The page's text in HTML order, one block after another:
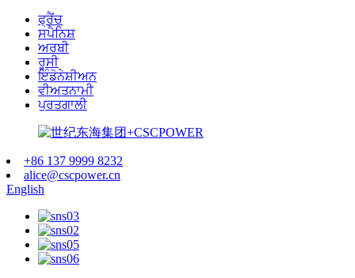
ਫ੍ਰੈਂਚ
ਸਪੈਨਿਸ਼
ਅਰਬੀ
ਰੂਸੀ
ਇੰਡੋਨੇਸ਼ੀਅਨ
ਵੀਅਤਨਾਮੀ
ਪੁਰਤਗਾਲੀ
+86 137 9999 8232
alice@cscpower.cn
English